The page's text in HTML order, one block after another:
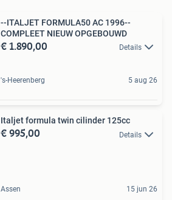
--ITALJET FORMULA50 AC 1996--
COMPLEET NIEUW OPGEBOUWD
€ 1.890,00 Details
's-Heerenberg 5 aug 26
Italjet formula twin cilinder 125cc
€ 995,00 Details
Assen 15 jun 26